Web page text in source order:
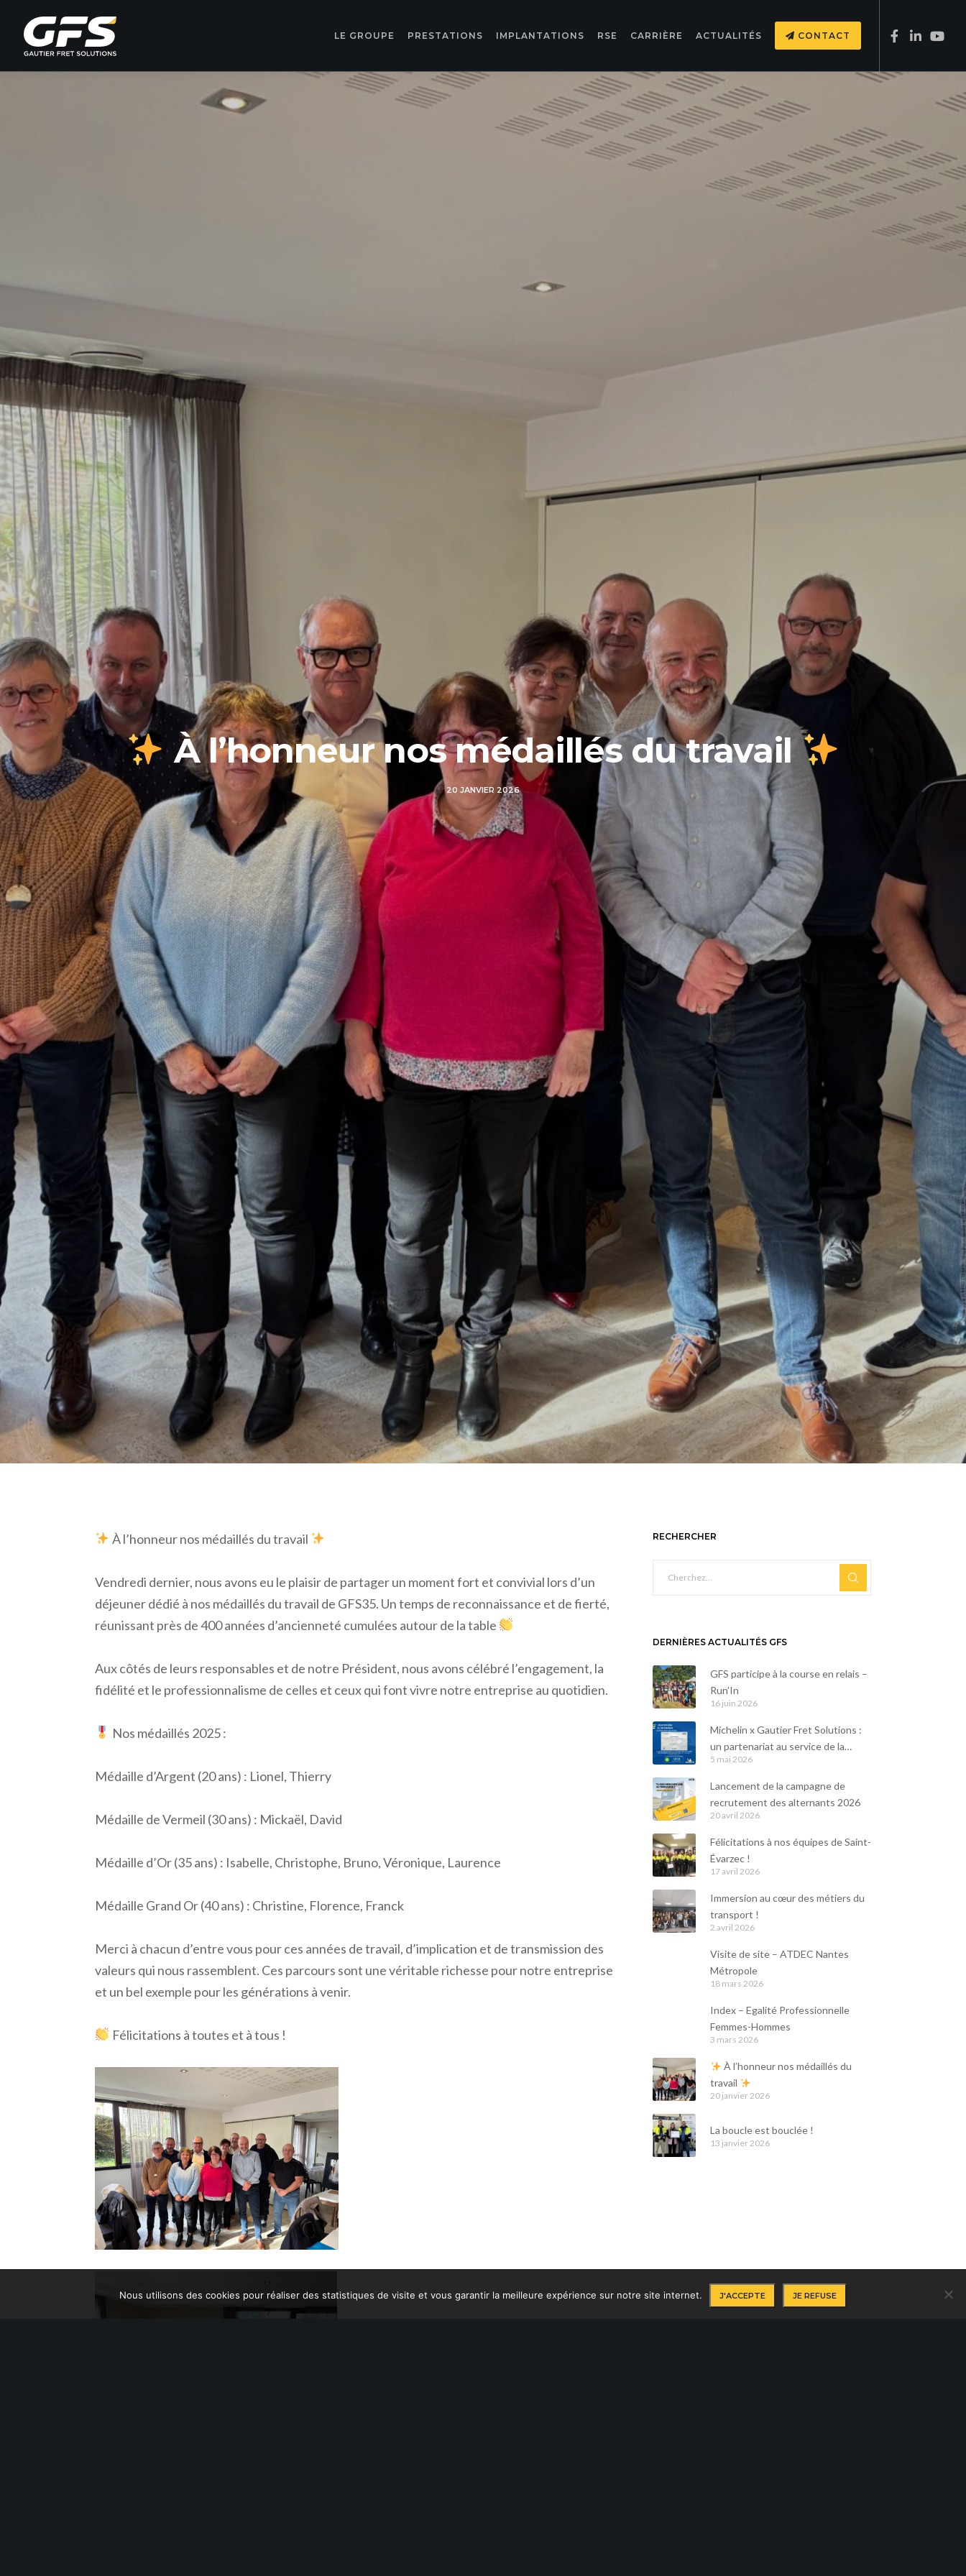
LE GROUPE PRESTATIONS IMPLANTATIONS RSE CARRIÈRE ACTUALITÉS CONTACT
À l’honneur nos médaillés du travail
20 JANVIER 2026
À l’honneur nos médaillés du travail
Vendredi dernier, nous avons eu le plaisir de partager un moment fort et convivial lors d’un
déjeuner dédié à nos médaillés du travail de GFS35. Un temps de reconnaissance et de fierté,
réunissant près de 400 années d’ancienneté cumulées autour de la table
Aux côtés de leurs responsables et de notre Président, nous avons célébré l’engagement, la
fidélité et le professionnalisme de celles et ceux qui font vivre notre entreprise au quotidien.
Nos médaillés 2025 :
Médaille d’Argent (20 ans) : Lionel, Thierry
Médaille de Vermeil (30 ans) : Mickaël, David
Médaille d’Or (35 ans) : Isabelle, Christophe, Bruno, Véronique, Laurence
Médaille Grand Or (40 ans) : Christine, Florence, Franck
Merci à chacun d’entre vous pour ces années de travail, d’implication et de transmission des
valeurs qui nous rassemblent. Ces parcours sont une véritable richesse pour notre entreprise
et un bel exemple pour les générations à venir.
Félicitations à toutes et à tous !
RECHERCHER
DERNIÈRES ACTUALITÉS GFS
GFS participe à la course en relais –
Run’In
16 juin 2026
Michelin x Gautier Fret Solutions :
un partenariat au service de la
durabilité
5 mai 2026
Lancement de la campagne de
recrutement des alternants 2026
20 avril 2026
Félicitations à nos équipes de Saint-
Évarzec !
17 avril 2026
Immersion au cœur des métiers du
transport !
2 avril 2026
Visite de site – ATDEC Nantes
Métropole
18 mars 2026
Index – Egalité Professionnelle
Femmes-Hommes
3 mars 2026
À l’honneur nos médaillés du
travail
20 janvier 2026
La boucle est bouclée !
13 janvier 2026
Acteur majeur de la messagerie industrielle, affrètement, fret transport
sur l’ensemble du territoire national et européen, logistique de
proximité, stockage, préparation de commandes, distribution dédiée,
location avec chauffeur, adhérent du réseau européen « Palletways »,
Suivez-nous !
Facebook
Youtube
© 2025 GFS - Gautier Fret Solutions | Réalisation Mentions légales et politique de confidentialité Conditions générales de vente
Nous utilisons des cookies pour réaliser des statistiques de visite et vous garantir la meilleure expérience sur notre site internet. J'ACCEPTE JE REFUSE